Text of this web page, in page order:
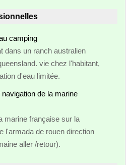
camping
dans un ranch australien
vie chez l'habitant,
d'eau limitée.
de la marine
marine française sur la
l'armada de rouen direction
aller /retour).